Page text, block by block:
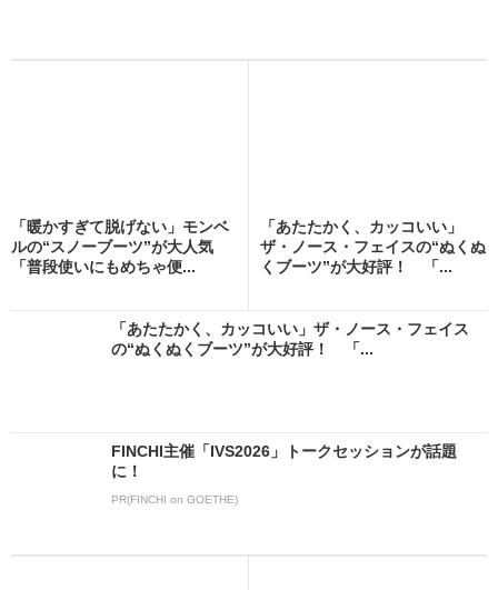
「暖かすぎて脱げない」モンベ
ルの“スノーブーツ”が大人気
「普段使いにもめちゃ便...
「あたたかく、カッコいい」
ザ・ノース・フェイスの“ぬくぬ
くブーツ”が大好評！ 「...
「あたたかく、カッコいい」ザ・ノース・フェイス
の“ぬくぬくブーツ”が大好評！ 「...
FINCHI主催「IVS2026」トークセッションが話題
に！
PR(FINCHI on GOETHE)